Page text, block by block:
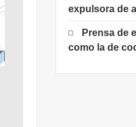
expulsora de
Prensa de
como la de